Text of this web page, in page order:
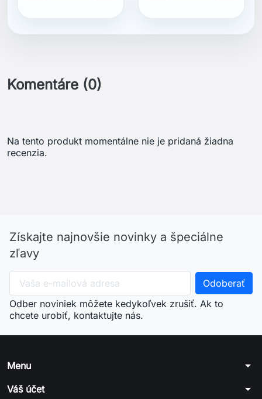
Komentáre (0)
Na tento produkt momentálne nie je pridaná žiadna
recenzia.
Získajte najnovšie novinky a špeciálne
zľavy
Odber noviniek môžete kedykoľvek zrušiť. Ak to
chcete urobiť, kontaktujte nás.
Menu arrow_drop_down
Váš účet arrow_drop_down